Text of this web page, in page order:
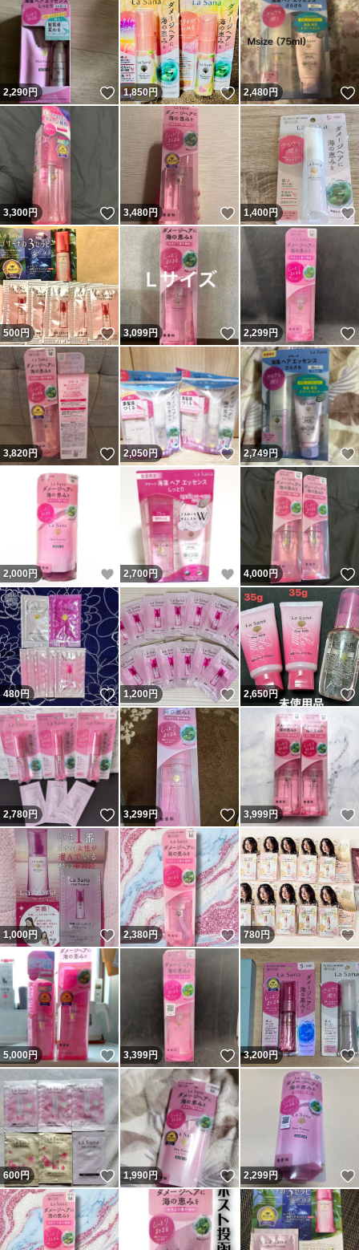
2,290円 いいね！
1,850円 いいね！
2,480円
3,300円 いいね！
3,480円 いいね！
1,400円
500円 いいね！
3,099円 いいね！
2,299円
3,820円 いいね！
2,050円 いいね！
2,749円
2,000 円 いいね！
2,700円 いいね！
4,000円
480円 いいね！
1,200 円 いいね！
2,650円
2,780円 いいね！
3,299円 いいね！
3,999円
1,000円 いいね！
2,380円 いいね！
780円
5,000円 いいね！
3,399円 いいね！
3,200円
600円 いいね！
1,990円 いいね！
2,299円